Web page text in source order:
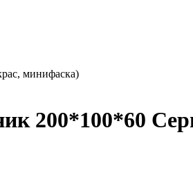
минифаска)
200*100*60